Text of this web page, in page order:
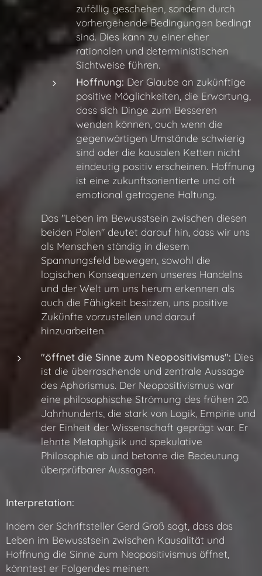
zufällig geschehen, sondern durch
vorhergehende Bedingungen bedingt
sind. Dies kann zu einer eher
rationalen und deterministischen
Sichtweise führen.
Hoffnung: Der Glaube an zukünftige
positive Möglichkeiten, die Erwartung,
dass sich Dinge zum Besseren
wenden können, auch wenn die
gegenwärtigen Umstände schwierig
sind oder die kausalen Ketten nicht
eindeutig positiv erscheinen. Hoffnung
ist eine zukunftsorientierte und oft
emotional getragene Haltung.
Das "Leben im Bewusstsein zwischen diesen
beiden Polen" deutet darauf hin, dass wir uns
als Menschen ständig in diesem
Spannungsfeld bewegen, sowohl die
logischen Konsequenzen unseres Handelns
und der Welt um uns herum erkennen als
auch die Fähigkeit besitzen, uns positive
Zukünfte vorzustellen und darauf
hinzuarbeiten.
"öffnet die Sinne zum Neopositivismus": Dies
ist die überraschende und zentrale Aussage
des Aphorismus. Der Neopositivismus war
eine philosophische Strömung des frühen 20.
Jahrhunderts, die stark von Logik, Empirie und
der Einheit der Wissenschaft geprägt war. Er
lehnte Metaphysik und spekulative
Philosophie ab und betonte die Bedeutung
überprüfbarer Aussagen.
Interpretation:
Indem der Schriftsteller Gerd Groß sagt, dass das
Leben im Bewusstsein zwischen Kausalität und
Hoffnung die Sinne zum Neopositivismus öffnet,
könntest er Folgendes meinen: